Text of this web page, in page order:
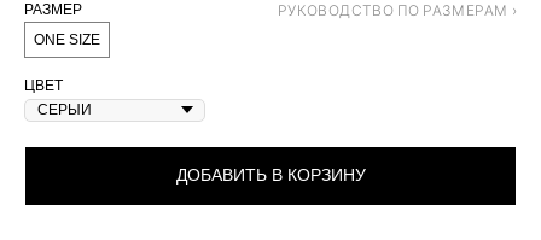
РАЗМЕР
ONE SIZE
ЦВЕТ
ДОБАВИТЬ В КОРЗИНУ